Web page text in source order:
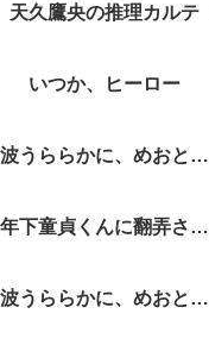
天久鷹央の推理カルテ
いつか、ヒーロー
波うららかに、めおと日和
年下童貞くんに翻弄されてます
波うららかに、めおと日和